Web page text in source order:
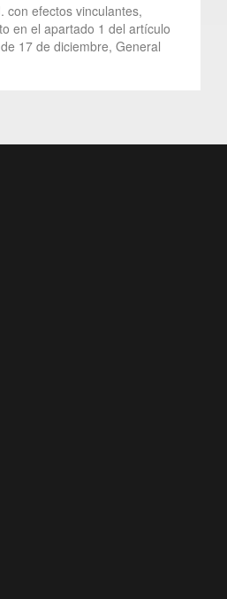
con efectos vinculantes,
en el apartado 1 del artículo
17 de diciembre, General